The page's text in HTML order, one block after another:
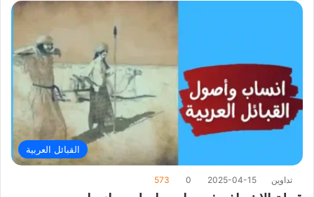
القبائل العربية
تداوين 2025-04-15
0
573